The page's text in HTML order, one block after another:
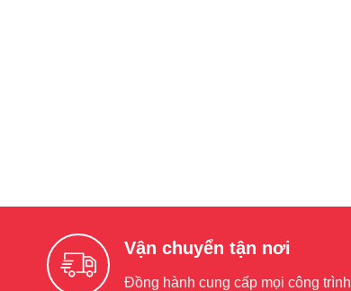
Vận chuyển tận nơi
Đồng hành cung cấp mọi công trình